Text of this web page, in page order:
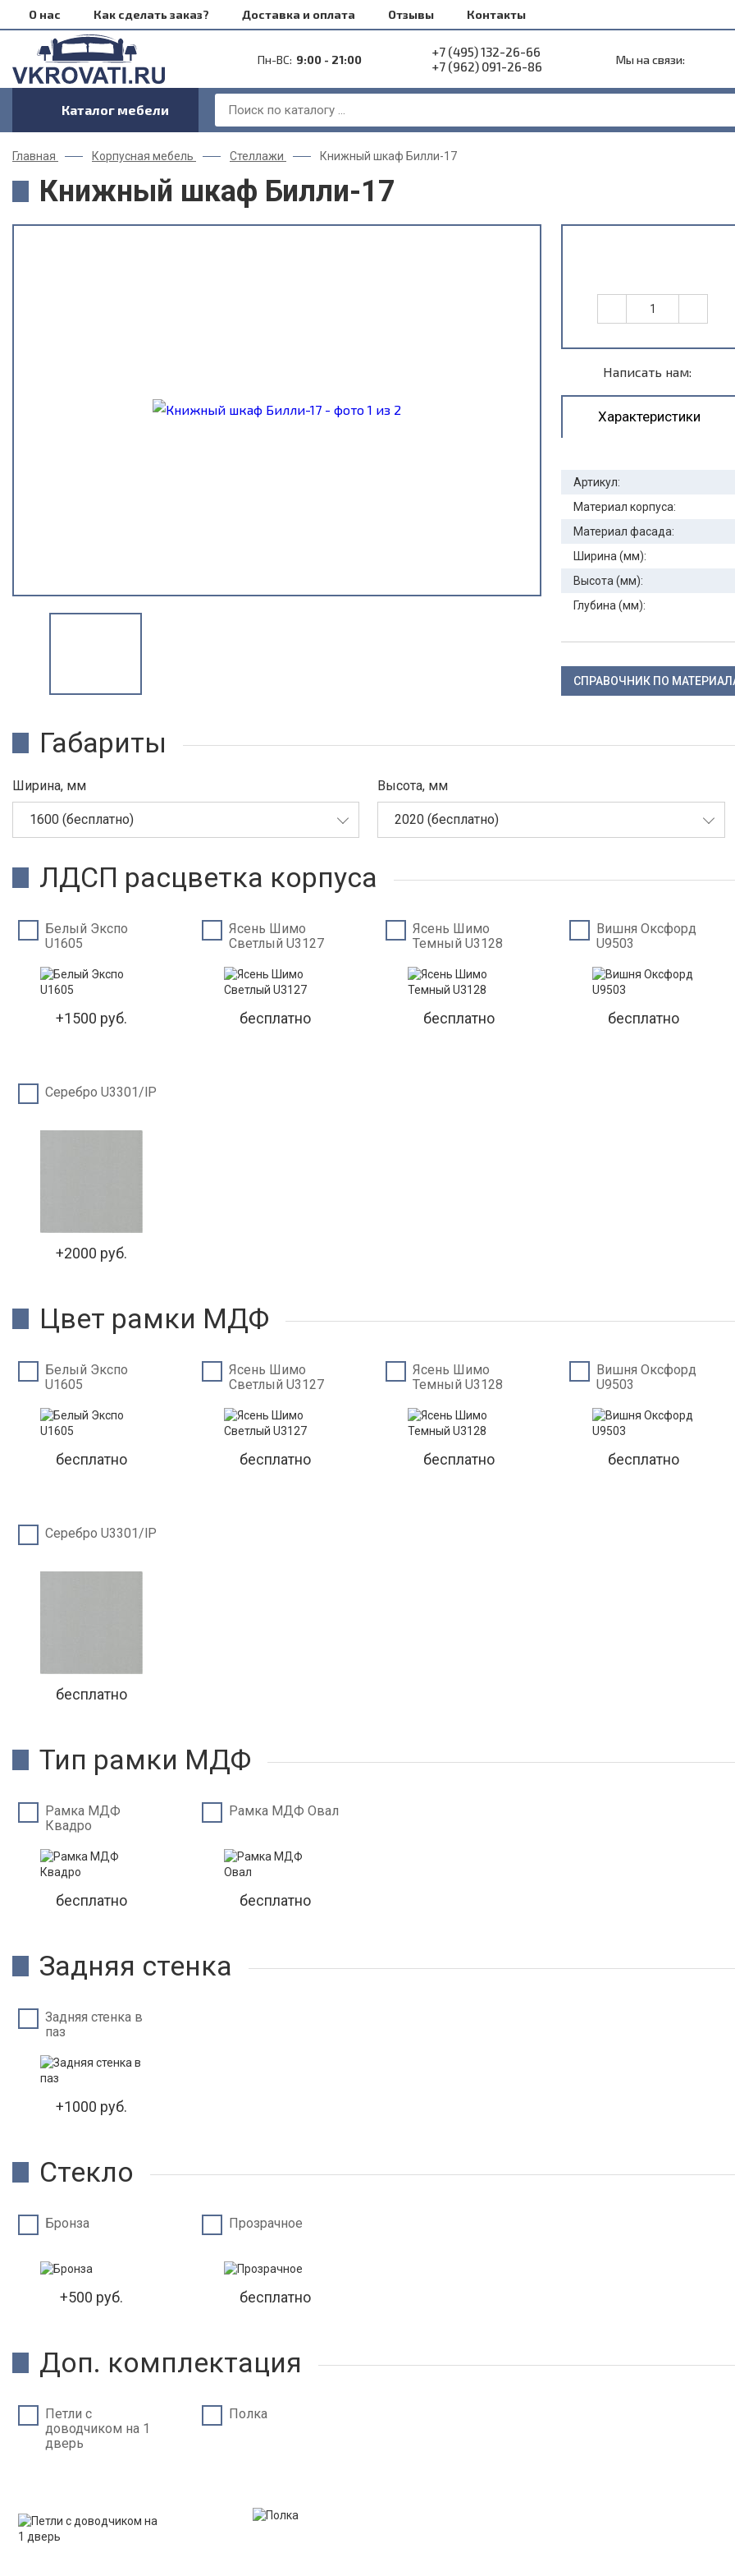
О нас Как сделать заказ? Доставка и оплата Отзывы Контакты
Пн-ВС: 9:00 - 21:00
+7 (495) 132-26-66
+7 (962) 091-26-86
Мы на связи:
Каталог мебели
Главная Корпусная мебель Стеллажи Книжный шкаф Билли-17
Книжный шкаф Билли-17
Написать нам:
Характеристики
Артикул:
Материал корпуса:
Материал фасада:
Ширина (мм):
Высота (мм):
Глубина (мм):
СПРАВОЧНИК ПО
Габариты
Ширина, мм
1600 (бесплатно)
Высота, мм
2020 (бесплатно)
ЛДСП расцветка корпуса
Белый Экспо
U1605
+1500 руб.
Ясень Шимо
Светлый U3127
бесплатно
Ясень Шимо
Темный U3128
бесплатно
Вишня Оксфорд
U9503
бесплатно
Серебро U3301/lP
+2000 руб.
Цвет рамки МДФ
Белый Экспо
U1605
бесплатно
Ясень Шимо
Светлый U3127
бесплатно
Ясень Шимо
Темный U3128
бесплатно
Вишня Оксфорд
U9503
бесплатно
Серебро U3301/lP
бесплатно
Тип рамки МДФ
Рамка МДФ
Квадро
бесплатно
Рамка МДФ Овал
бесплатно
Задняя стенка
Задняя стенка в
паз
+1000 руб.
Стекло
Бронза
+500 руб.
Прозрачное
бесплатно
Доп. комплектация
Петли c
доводчиком на 1
дверь
Полка